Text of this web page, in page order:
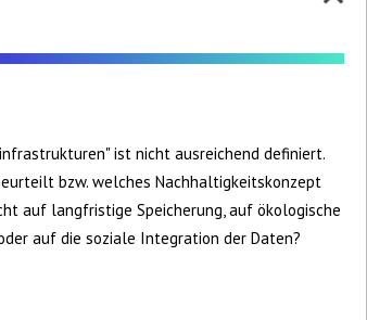
ist nicht ausreichend definiert.
bzw. welches Nachhaltigkeitskonzept
auf langfristige Speicherung, auf ökologische
auf die soziale Integration der Daten?